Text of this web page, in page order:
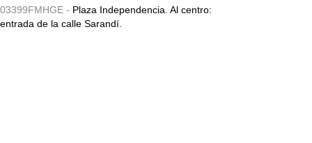
03399FMHGE - Plaza Independencia. Al centro:
entrada de la calle Sarandí.